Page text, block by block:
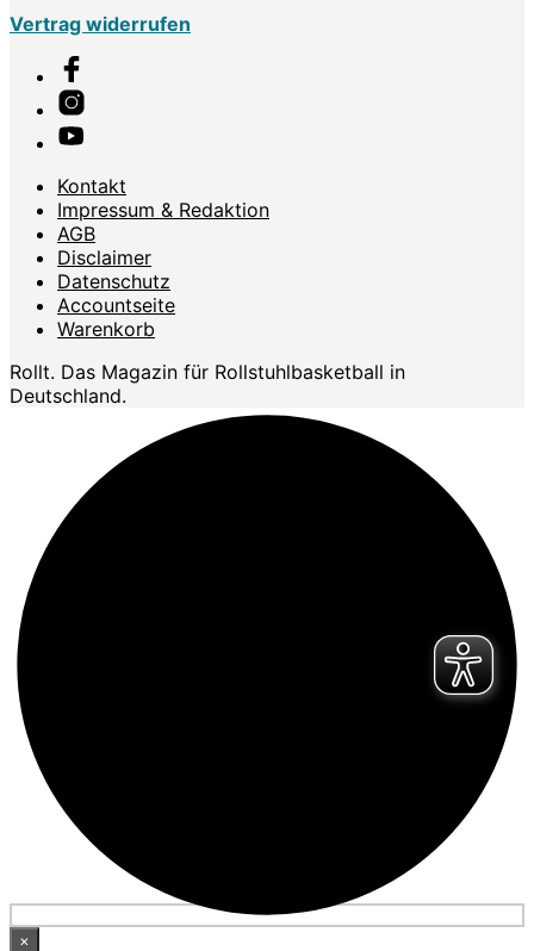
Vertrag widerrufen
Kontakt
Impressum & Redaktion
AGB
Disclaimer
Datenschutz
Accountseite
Warenkorb
Rollt. Das Magazin für Rollstuhlbasketball in
Deutschland.
×